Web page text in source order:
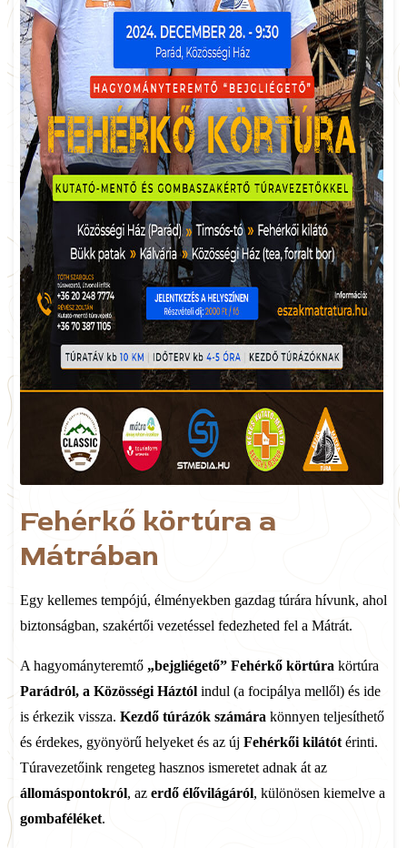
Fehérkő körtúra a
Mátrában
Egy kellemes tempójú, élményekben gazdag túrára hívunk, ahol
biztonságban, szakértői vezetéssel fedezheted fel a Mátrát.
A hagyományteremtő „bejgliégető” Fehérkő körtúra körtúra
Parádról, a Közösségi Háztól indul (a focipálya mellől) és ide
is érkezik vissza. Kezdő túrázók számára könnyen teljesíthető
és érdekes, gyönyörű helyeket és az új Fehérkői kilátót érinti.
Túravezetőink rengeteg hasznos ismeretet adnak át az
állomáspontokról, az erdő élővilágáról, különösen kiemelve a
gombaféléket.